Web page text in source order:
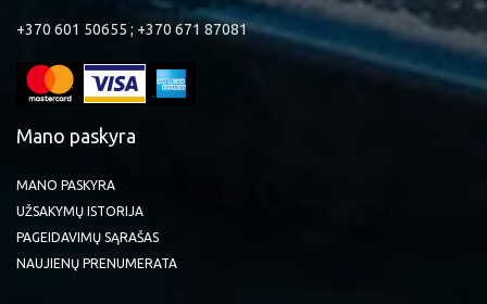
+370 601 50655 ; +370 671 87081
Mano paskyra
MANO PASKYRA
UŽSAKYMŲ ISTORIJA
PAGEIDAVIMŲ SĄRAŠAS
NAUJIENŲ PRENUMERATA